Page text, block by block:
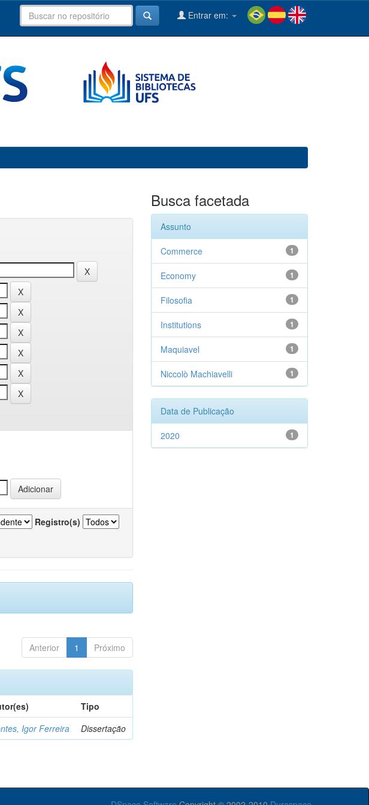
Entrar em:
Registro(s)
Anterior 1 Próximo
Tipo
Igor Ferreira Dissertação
Busca facetada
Assunto
1
Commerce
1
Economy
1
Filosofia
1
Institutions
1
Maquiavel
1
Niccolò Machiavelli
Data de Publicação
1
2020